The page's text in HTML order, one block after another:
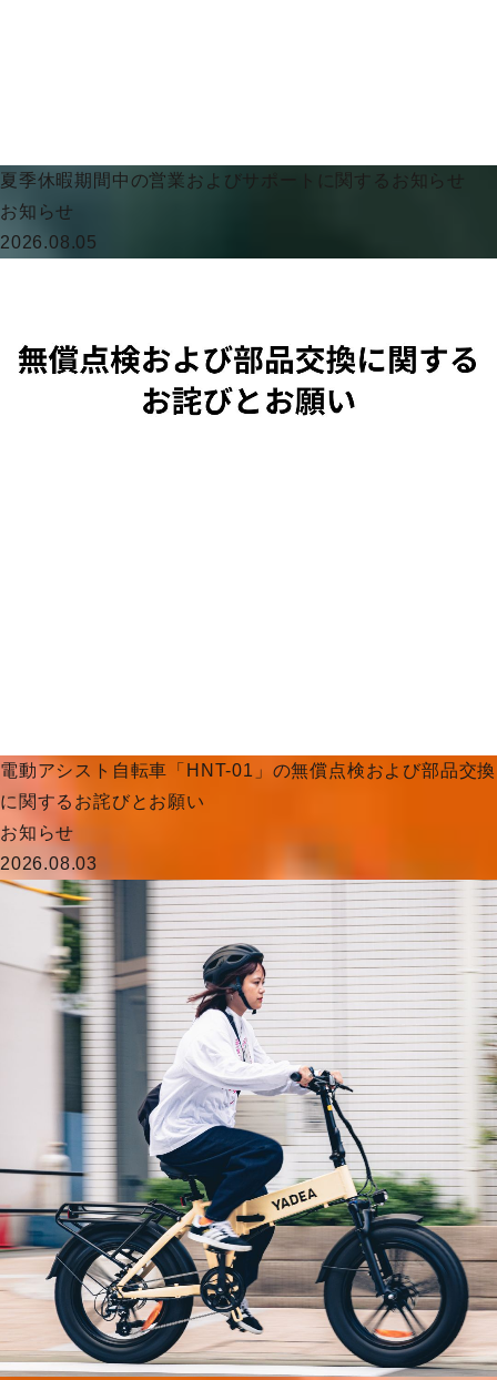
夏季休暇期間中の営業およびサポートに関するお知らせ
お知らせ
2026.08.05
電動アシスト自転車「HNT-01」の無償点検および部品交換
に関するお詫びとお願い
お知らせ
2026.08.03